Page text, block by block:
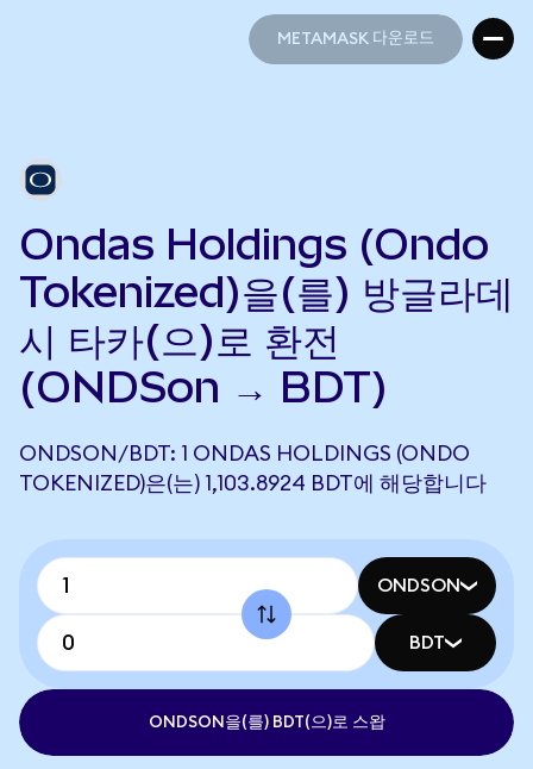
METAMASK 다운로드
Ondas Holdings (Ondo
Tokenized)을(를) 방글라데
시 타카(으)로 환전
(ONDSon → BDT)
ONDSON/BDT: 1 ONDAS HOLDINGS (ONDO
TOKENIZED)은(는) 1,103.8924 BDT에 해당합니다
ONDSON
BDT
ONDSON을(를) BDT(으)로 스왑